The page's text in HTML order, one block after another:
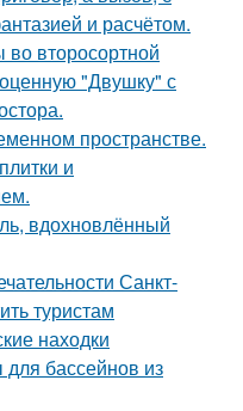
и расчётом.
второсортной
"Двушку" с
пространстве.
и
вдохновлённый
Санкт-
туристам
находки
бассейнов из